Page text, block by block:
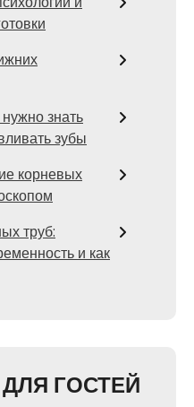
знать
зубы
корневых
труб:
и как
ГОСТЕЙ